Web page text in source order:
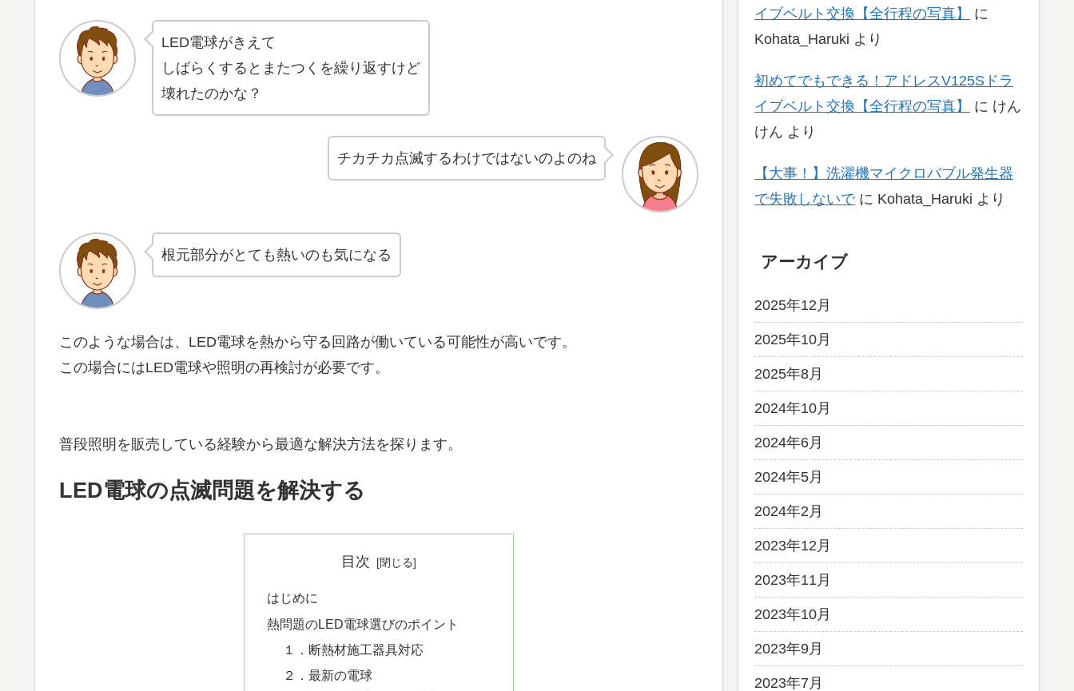
LED電球がきえて
しばらくするとまたつくを繰り返すけど
壊れたのかな？
チカチカ点滅するわけではないのよのね
根元部分がとても熱いのも気になる
このような場合は、LED電球を熱から守る回路が働いている可能性が高いです。
この場合にはLED電球や照明の再検討が必要です。
普段照明を販売している経験から最適な解決方法を探ります。
LED電球の点滅問題を解決する
目次
はじめに
熱問題のLED電球選びのポイント
１．断熱材施工器具対応
２．最新の電球
イブベルト交換【全行程の写真】
に
Kohata_Haruki より
初めてでもできる！アドレスV125Sドラ
イブベルト交換【全行程の写真】
に けん
けん より
【大事！】洗濯機マイクロバブル発生器
で失敗しないでに Kohata_Haruki より
アーカイブ
2025年12月
2025年10月
2025年8月
2024年10月
2024年6月
2024年5月
2024年2月
2023年12月
2023年11月
2023年10月
2023年9月
2023年7月